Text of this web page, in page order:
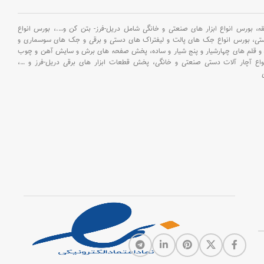
بورس انواع ابزار های صنعتی و خانگی شامل دریل-فرز- بتن کن و….، بورس انواع
بورس انواع جک های پالت و لیفتراک های دستی و برقی و جک های سوسماری و
قلم های چهارشیار و پنج شیار و ساده، پخش صفحه های برش و سایش آهن و چوب
آچار آلات دستی صنعتی و خانگی، پخش قطعات ابزار های برقی دریل-فرز و …،